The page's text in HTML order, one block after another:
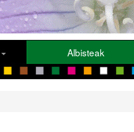
Albisteak